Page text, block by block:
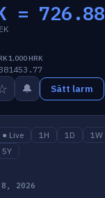
= 726.88
1,000 HRK
1453.77
🔔 Sätt larm
● Live 1H 1D 1W
5Y
8, 2026